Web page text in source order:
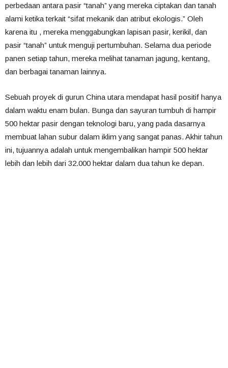
perbedaan antara pasir “tanah” yang mereka ciptakan dan tanah
alami ketika terkait “sifat mekanik dan atribut ekologis.” Oleh
karena itu , mereka menggabungkan lapisan pasir, kerikil, dan
pasir “tanah” untuk menguji pertumbuhan. Selama dua periode
panen setiap tahun, mereka melihat tanaman jagung, kentang,
dan berbagai tanaman lainnya.
Sebuah proyek di gurun China utara mendapat hasil positif hanya
dalam waktu enam bulan. Bunga dan sayuran tumbuh di hampir
500 hektar pasir dengan teknologi baru, yang pada dasarnya
membuat lahan subur dalam iklim yang sangat panas. Akhir tahun
ini, tujuannya adalah untuk mengembalikan hampir 500 hektar
lebih dan lebih dari 32.000 hektar dalam dua tahun ke depan.